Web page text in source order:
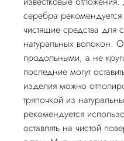
серебра
чистящие средства для
натуральных волокон.
продольными, а не
последние могут
изделия можно
тряпочкой из
рекомендуется
оставлять на чистой